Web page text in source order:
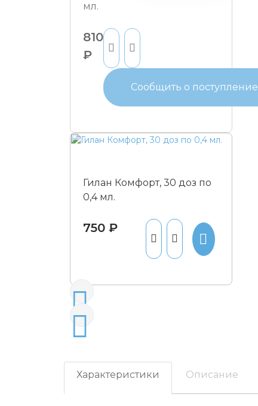
мл.
810
₽
Сообщить о поступление
Гилан Комфорт, 30 доз по
0,4 мл.
750 ₽
Характеристики Описание